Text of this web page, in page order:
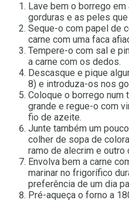
Lave bem o borrego
gorduras e as peles
Seque-o com papel de
carne com uma faca
Tempere-o com sal e
a carne com os dedos.
Descasque e pique
8) e introduza-os nos
Coloque o borrego num
grande e regue-o com
fio de azeite.
Junte também um
colher de sopa de
ramo de alecrim e outro
Envolva bem a carne
marinar no frigorífico
preferência de um dia
Pré-aqueça o forno a